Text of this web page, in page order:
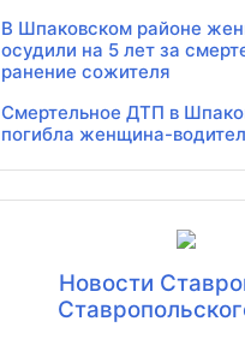
В Шпаковском районе
осудили на 5 лет за
ранение сожителя
Смертельное ДТП в
погибла женщина-
Новости